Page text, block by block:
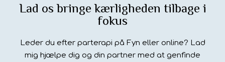
Lad os bringe kærligheden tilbage i
fokus
Leder du efter parterapi på Fyn eller online? Lad
mig hjælpe dig og din partner med at genfinde